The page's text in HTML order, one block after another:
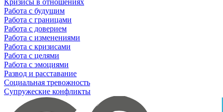
Работа с будущим
Работа с границами
Работа с доверием
Работа с изменениями
Работа с кризисами
Работа с целями
Работа с эмоциями
Развод и расставание
Социальная тревожность
Супружеские конфликты